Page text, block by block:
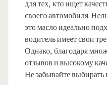
для тех, кто ищет
своего автомобиля.
это масло идеально
водитель имеет свои
Однако, благодаря
отзывов и высокому
Не забывайте